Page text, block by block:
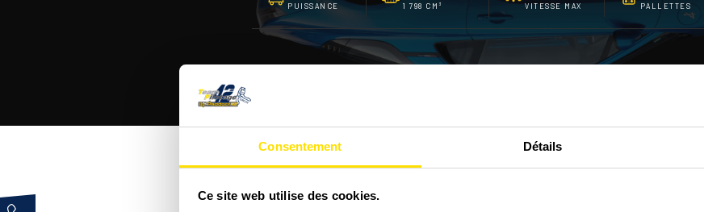
Consentement Détails
Ce site web utilise des cookies.
PUISSANCE 1 798 CM³ VITESSE MAX PALLETTES
FAQ - LES QUESTIONS FRÉQUENTES